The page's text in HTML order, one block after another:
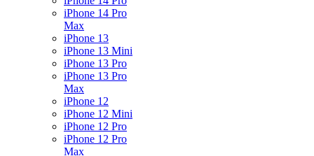
iPhone 14 Pro
Max
iPhone 13
iPhone 13 Mini
iPhone 13 Pro
iPhone 13 Pro
Max
iPhone 12
iPhone 12 Mini
iPhone 12 Pro
iPhone 12 Pro
Max